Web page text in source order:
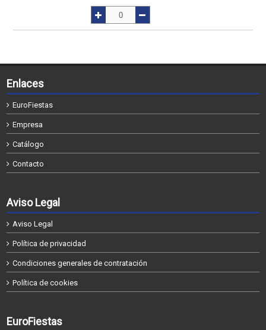
Enlaces
EuroFiestas
Empresa
Catálogo
Contacto
Aviso Legal
Aviso Legal
Política de privacidad
Condiciones generales de contratación
Política de cookies
EuroFiestas